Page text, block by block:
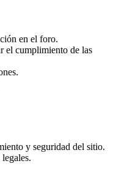
en el foro.
el cumplimiento de las
y seguridad del sitio.